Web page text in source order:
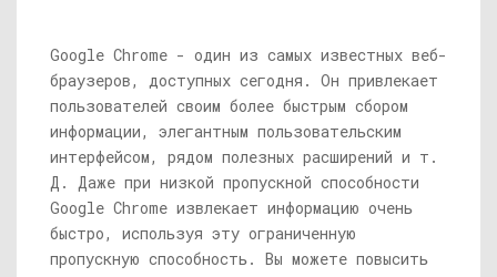
Google Chrome - один из самых известных веб-
браузеров, доступных сегодня. Он привлекает
пользователей своим более быстрым сбором
информации, элегантным пользовательским
интерфейсом, рядом полезных расширений и т.
Д. Даже при низкой пропускной способности
Google Chrome извлекает информацию очень
быстро, используя эту ограниченную
пропускную способность. Вы можете повысить